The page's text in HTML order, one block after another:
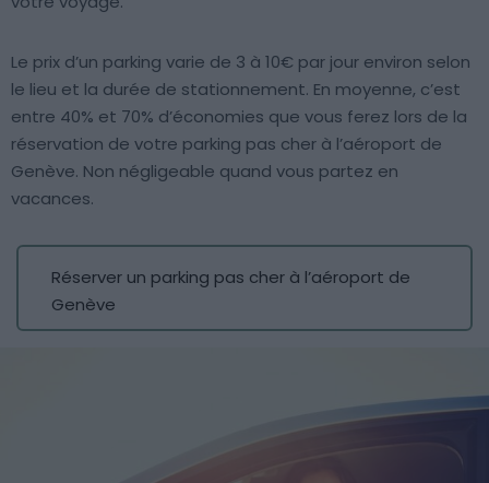
Le prix d’un parking varie de 3 à 10€ par jour environ selon
le lieu et la durée de stationnement. En moyenne, c’est
entre 40% et 70% d’économies que vous ferez lors de la
réservation de votre parking pas cher à l’aéroport de
Genève. Non négligeable quand vous partez en
vacances.
Réserver un parking pas cher à l’aéroport de
Genève